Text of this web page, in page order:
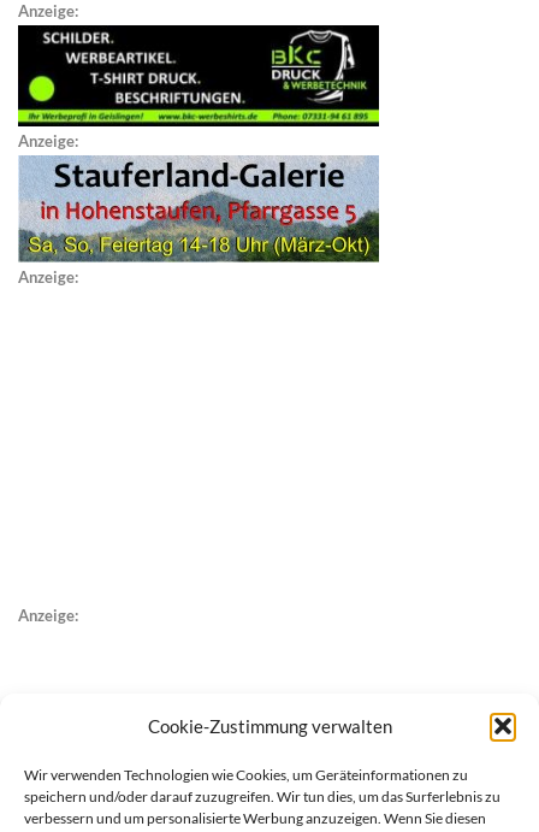
Cookie-Zustimmung verwalten
Wir verwenden Technologien wie Cookies, um Geräteinformationen zu
speichern und/oder darauf zuzugreifen. Wir tun dies, um das Surferlebnis zu
verbessern und um personalisierte Werbung anzuzeigen. Wenn Sie diesen
Anzeige:
Anzeige:
Anzeige:
Anzeige: